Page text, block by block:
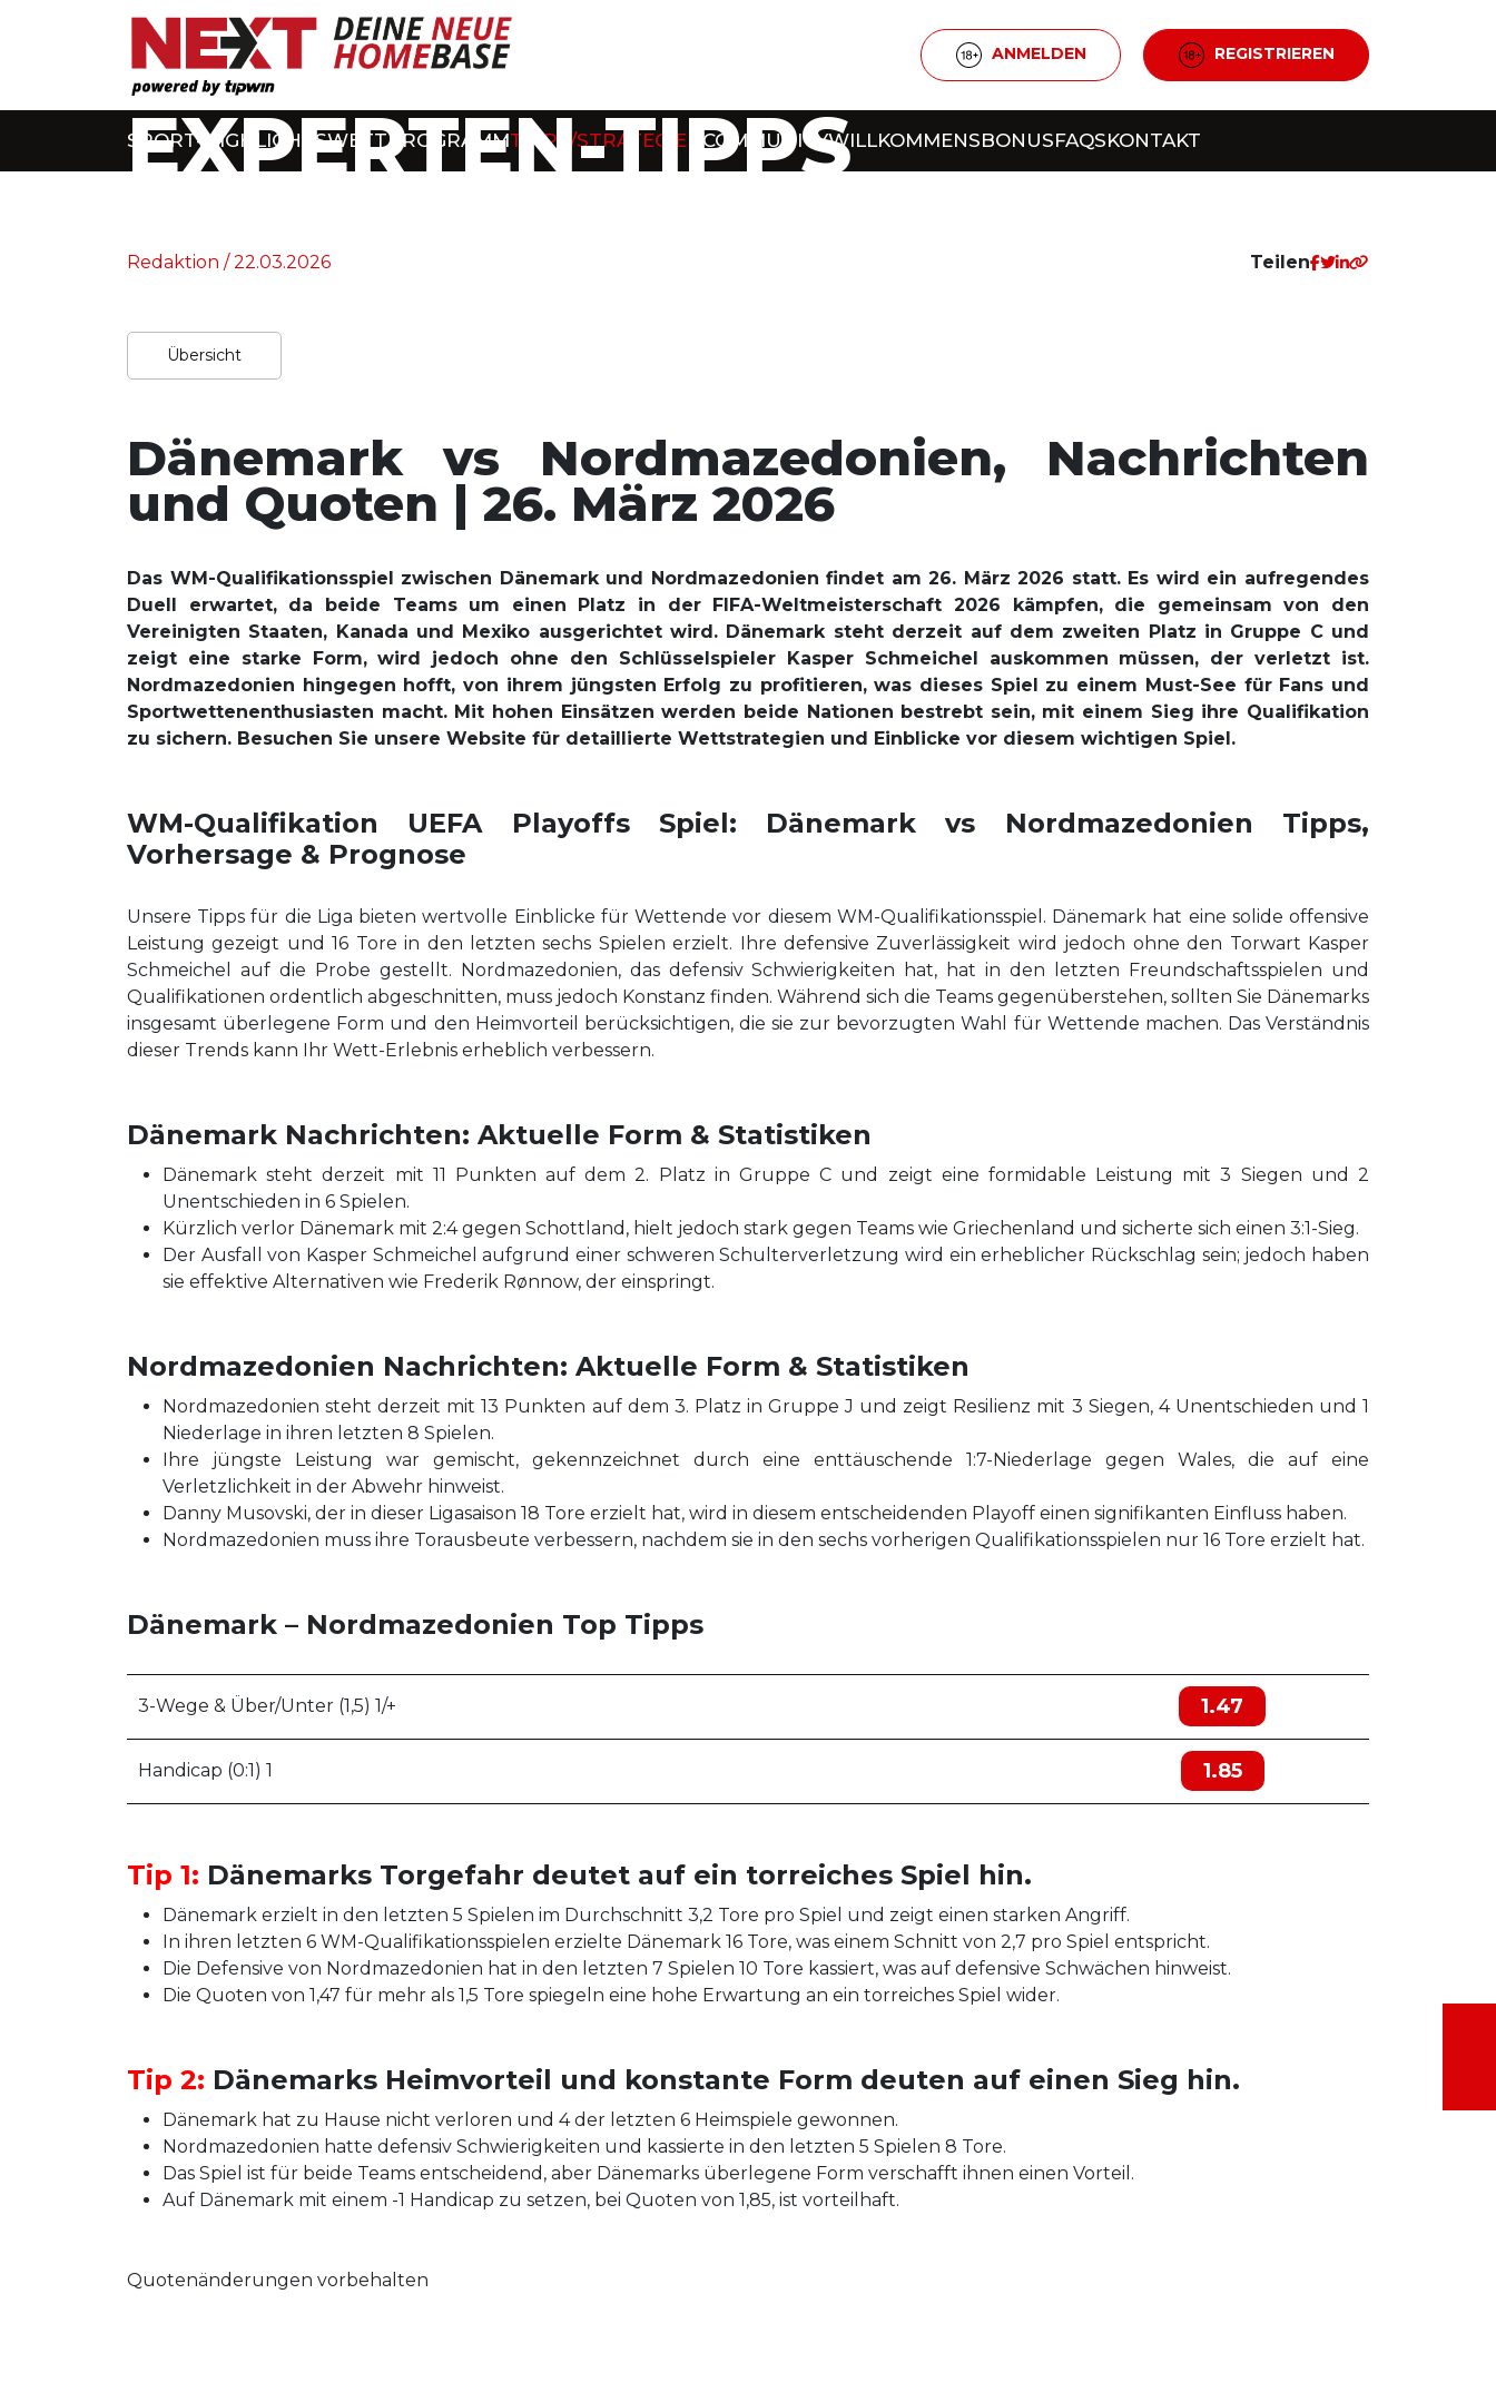
ANMELDEN REGISTRIEREN
SPORT-HIGHLIGHTSWETTPROGRAMMTIPPS/STRATEGIEN COMMUNITYWILLKOMMENSBONUSFAQSKONTAKT
EXPERTEN-TIPPS
Redaktion / 22.03.2026
Teilen
Übersicht
Dänemark vs Nordmazedonien, Nachrichten
und Quoten | 26. März 2026
Das WM-Qualifikationsspiel zwischen Dänemark und Nordmazedonien findet am 26. März 2026 statt. Es wird ein aufregendes
Duell erwartet, da beide Teams um einen Platz in der FIFA-Weltmeisterschaft 2026 kämpfen, die gemeinsam von den
Vereinigten Staaten, Kanada und Mexiko ausgerichtet wird. Dänemark steht derzeit auf dem zweiten Platz in Gruppe C und
zeigt eine starke Form, wird jedoch ohne den Schlüsselspieler Kasper Schmeichel auskommen müssen, der verletzt ist.
Nordmazedonien hingegen hofft, von ihrem jüngsten Erfolg zu profitieren, was dieses Spiel zu einem Must-See für Fans und
Sportwettenenthusiasten macht. Mit hohen Einsätzen werden beide Nationen bestrebt sein, mit einem Sieg ihre Qualifikation
zu sichern. Besuchen Sie unsere Website für detaillierte Wettstrategien und Einblicke vor diesem wichtigen Spiel.
WM-Qualifikation UEFA Playoffs Spiel: Dänemark vs Nordmazedonien Tipps,
Vorhersage & Prognose
Unsere Tipps für die Liga bieten wertvolle Einblicke für Wettende vor diesem WM-Qualifikationsspiel. Dänemark hat eine solide offensive
Leistung gezeigt und 16 Tore in den letzten sechs Spielen erzielt. Ihre defensive Zuverlässigkeit wird jedoch ohne den Torwart Kasper
Schmeichel auf die Probe gestellt. Nordmazedonien, das defensiv Schwierigkeiten hat, hat in den letzten Freundschaftsspielen und
Qualifikationen ordentlich abgeschnitten, muss jedoch Konstanz finden. Während sich die Teams gegenüberstehen, sollten Sie Dänemarks
insgesamt überlegene Form und den Heimvorteil berücksichtigen, die sie zur bevorzugten Wahl für Wettende machen. Das Verständnis
dieser Trends kann Ihr Wett-Erlebnis erheblich verbessern.
Dänemark Nachrichten: Aktuelle Form & Statistiken
Dänemark steht derzeit mit 11 Punkten auf dem 2. Platz in Gruppe C und zeigt eine formidable Leistung mit 3 Siegen und 2
Unentschieden in 6 Spielen.
Kürzlich verlor Dänemark mit 2:4 gegen Schottland, hielt jedoch stark gegen Teams wie Griechenland und sicherte sich einen 3:1-Sieg.
Der Ausfall von Kasper Schmeichel aufgrund einer schweren Schulterverletzung wird ein erheblicher Rückschlag sein; jedoch haben
sie effektive Alternativen wie Frederik Rønnow, der einspringt.
Nordmazedonien Nachrichten: Aktuelle Form & Statistiken
Nordmazedonien steht derzeit mit 13 Punkten auf dem 3. Platz in Gruppe J und zeigt Resilienz mit 3 Siegen, 4 Unentschieden und 1
Niederlage in ihren letzten 8 Spielen.
Ihre jüngste Leistung war gemischt, gekennzeichnet durch eine enttäuschende 1:7-Niederlage gegen Wales, die auf eine
Verletzlichkeit in der Abwehr hinweist.
Danny Musovski, der in dieser Ligasaison 18 Tore erzielt hat, wird in diesem entscheidenden Playoff einen signifikanten Einfluss haben.
Nordmazedonien muss ihre Torausbeute verbessern, nachdem sie in den sechs vorherigen Qualifikationsspielen nur 16 Tore erzielt hat.
Dänemark – Nordmazedonien Top Tipps
3-Wege & Über/Unter (1,5) 1/+ 1.47
Handicap (0:1) 1 1.85
Tip 1: Dänemarks Torgefahr deutet auf ein torreiches Spiel hin.
Dänemark erzielt in den letzten 5 Spielen im Durchschnitt 3,2 Tore pro Spiel und zeigt einen starken Angriff.
In ihren letzten 6 WM-Qualifikationsspielen erzielte Dänemark 16 Tore, was einem Schnitt von 2,7 pro Spiel entspricht.
Die Defensive von Nordmazedonien hat in den letzten 7 Spielen 10 Tore kassiert, was auf defensive Schwächen hinweist.
Die Quoten von 1,47 für mehr als 1,5 Tore spiegeln eine hohe Erwartung an ein torreiches Spiel wider.
Tip 2: Dänemarks Heimvorteil und konstante Form deuten auf einen Sieg hin.
Dänemark hat zu Hause nicht verloren und 4 der letzten 6 Heimspiele gewonnen.
Nordmazedonien hatte defensiv Schwierigkeiten und kassierte in den letzten 5 Spielen 8 Tore.
Das Spiel ist für beide Teams entscheidend, aber Dänemarks überlegene Form verschafft ihnen einen Vorteil.
Auf Dänemark mit einem -1 Handicap zu setzen, bei Quoten von 1,85, ist vorteilhaft.
Quotenänderungen vorbehalten